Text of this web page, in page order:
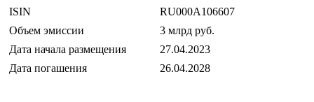
ISIN
RU000A106607
Объем эмиссии
3 млрд руб.
Дата начала размещения
27.04.2023
Дата погашения
26.04.2028